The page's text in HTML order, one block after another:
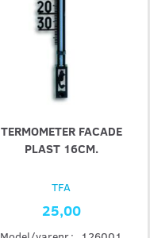
TERMOMETER FACADE
PLAST 16CM.
TFA
25,00